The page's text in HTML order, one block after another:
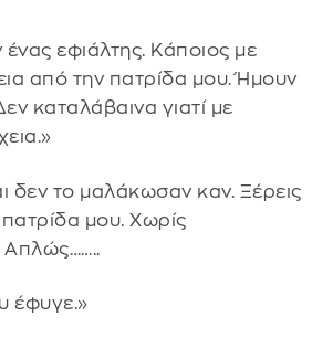
ένας εφιάλτης. Κάποιος με
από την πατρίδα μου. Ήμουν
καταλάβαινα γιατί με
δεν το μαλάκωσαν καν. Ξέρεις
πατρίδα μου. Χωρίς
Απλώς……..
έφυγε.»